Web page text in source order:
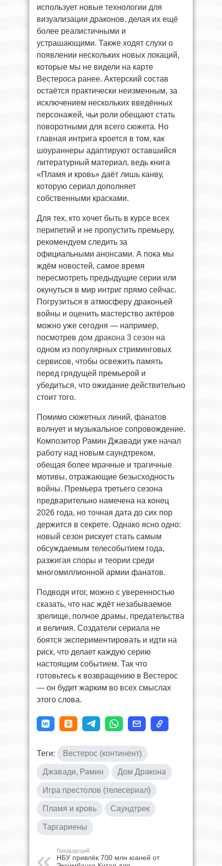
использует новые технологии для
визуализации драконов, делая их ещё
более реалистичными и
устрашающими. Также ходят слухи о
появлении нескольких новых локаций,
которые мы не видели на карте
Вестероса ранее. Актерский состав
остаётся практически неизменным, за
исключением нескольких введённых
персонажей, чьи роли обещают стать
поворотными для всего сюжета. Но
главная интрига кроется в том, как
шоураннеры адаптируют оставшийся
литературный материал, ведь книга
«Пламя и кровь» даёт лишь канву,
которую сериал дополняет
собственными красками.
Для тех, кто хочет быть в курсе всех
перипетий и не пропустить премьеру,
рекомендуем следить за
официальными анонсами. А пока мы
ждём новостей, самое время
пересмотреть предыдущие серии или
окунуться в мир интриг прямо сейчас.
Погрузиться в атмосферу драконьей
войны и оценить мастерство актёров
можно уже сегодня — например,
посмотрев дом дракона 3 сезон на
одном из популярных стриминговых
сервисов, чтобы освежить память
перед грядущей премьерой и
убедиться, что ожидание действительно
стоит того.
Помимо сюжетных линий, фанатов
волнует и музыкальное сопровождение.
Композитор Рамин Джавади уже начал
работу над новым саундтреком,
обещая более мрачные и трагичные
мотивы, отражающие безысходность
войны. Премьера третьего сезона
предварительно намечена на конец
2026 года, но точная дата до сих пор
держится в секрете. Однако ясно одно:
новый сезон рискует стать самым
обсуждаемым телесобытием года,
разжигая споры и теории среди
многомиллионной армии фанатов.
Подводя итог, можно с уверенностью
сказать, что нас ждёт незабываемое
зрелище, полное драмы, предательства
и величия. Создатели сериала не
боятся экспериментировать и идти на
риск, что делает каждую серию
настоящим событием. Так что
готовьтесь к возвращению в Вестерос
— он будет жарким во всех смыслах
этого слова.
Теги: Вестерос (континент)
Джавади, Рамин Дом Дракона
Игра престолов (телесериал)
Пламя и кровь Саундтрек
Таргариены
Предыдущий
НБУ привлёк 700 млн юаней от